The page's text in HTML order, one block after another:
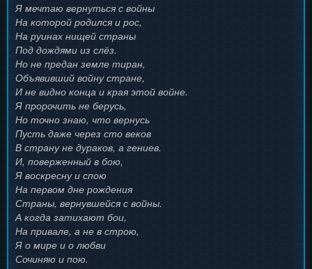
Я мечтаю вернуться с войны
На которой родился и рос,
На руинах нищей страны
Под дождями из слёз.
Но не предан земле тиран,
Объявивший войну стране,
И не видно конца и края этой войне.
Я пророчить не берусь,
Но точно знаю, что вернусь
Пусть даже через сто веков
В страну не дураков, а гениев.
И, поверженный в бою,
Я воскресну и спою
На первом дне рождения
Страны, вернувшейся с войны.
А когда затихают бои,
На привале, а не в строю,
Я о мире и о любви
Сочиняю и пою.